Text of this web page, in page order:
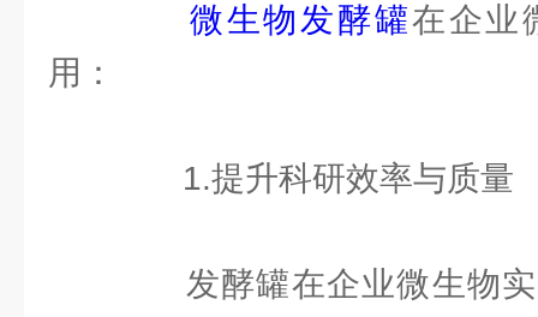
微生物发酵罐在企业
用：
1.提升科研效率与质量
发酵罐在企业微生物实